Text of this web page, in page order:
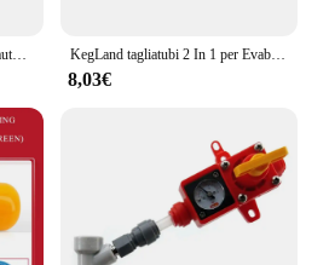
KegLand PCO38-gruppo testa autofilettante con montanti a sfera, tubo Dip e PRV KegLand tagliatubi 2 In 1 per Evabarrier Pex Hdpe Vinyl Tubing Hombrew
8,03€